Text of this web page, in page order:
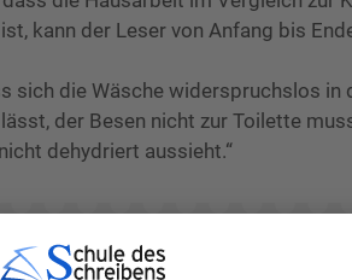
kann der Leser von Anfang bis
sich die Wäsche widerspruchslos in
der Besen nicht zur Toilette
dehydriert aussieht.“
Zettel: